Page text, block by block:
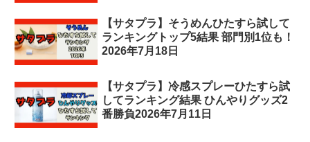
【サタプラ】そうめんひたすら試して
ランキングトップ5結果 部門別1位も！
2026年7月18日
【サタプラ】冷感スプレーひたすら試
してランキング結果 ひんやりグッズ2
番勝負2026年7月11日